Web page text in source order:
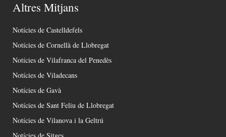
Altres Mitjans
Notícies de Castelldefels
Notícies de Cornellà de Llobregat
Notícies de Vilafranca del Penedès
Notícies de Viladecans
Notícies de Gavà
Notícies de Sant Feliu de Llobregat
Notícies de Vilanova i la Geltrú
Notícies de Sitges